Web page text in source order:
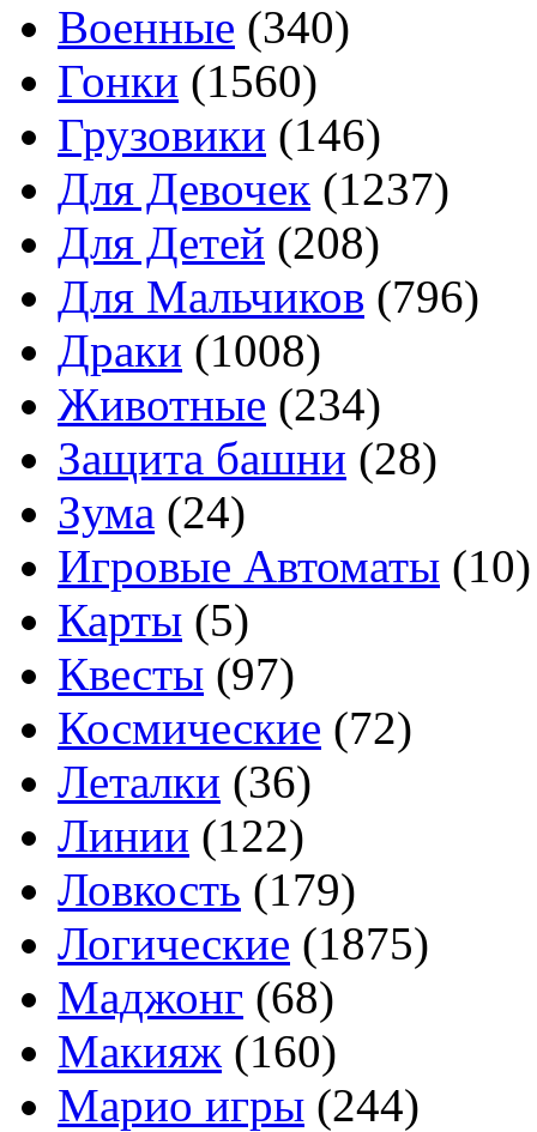
Военные (340)
Гонки (1560)
Грузовики (146)
Для Девочек (1237)
Для Детей (208)
Для Мальчиков (796)
Драки (1008)
Животные (234)
Защита башни (28)
Зума (24)
Игровые Автоматы (10)
Карты (5)
Квесты (97)
Космические (72)
Леталки (36)
Линии (122)
Ловкость (179)
Логические (1875)
Маджонг (68)
Макияж (160)
Марио игры (244)